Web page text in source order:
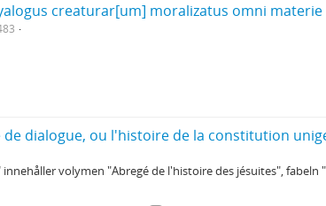
creaturar[um] moralizatus omni
dialogue, ou l'histoire de la constitution
volymen "Abregé de l'histoire des jésuites",